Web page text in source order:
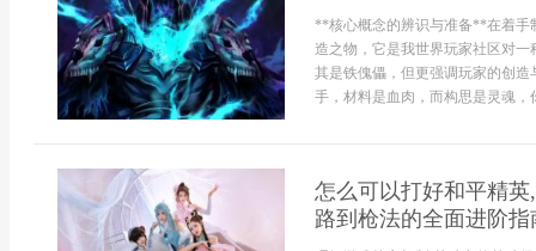
**核心概念的辨识与准备**在着手
造之物，它是我世界玩家社区对
其是铁傀儡，但更强调玩家的创
手，材料是血肉，而构思是灵魂，
怎么可以打好和平精
路到枪法的全面进阶指